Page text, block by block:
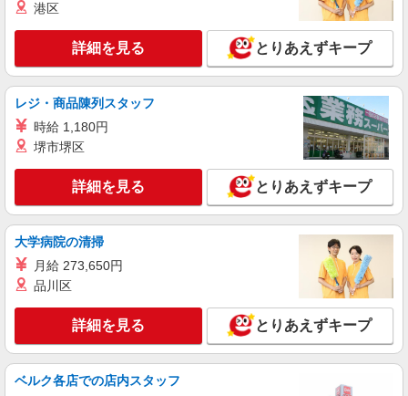
正社員
株式会社HITOWA フードサービスカンパニー
学校給食の栄養士【正社員】
月給21万5,000円〜25万円 学校給食経験者は優
遇★ ※給与は経験や前職給与に応じて決定しま
す。 賞与年2回
横浜市戸塚区内学校 （神奈川県横浜市戸塚区
キープ 詳細を見る
すき家の店舗スタッフ（接客・調理・清掃な
ど）
時給1,280円 ※22:00〜翌5:00：時給1,600円 ※
高校生時給1,225円 ※早朝手当（5:00〜9:00）時給
＋150円神奈川県横浜市戸塚区柏尾町928-1
キープ
港区
詳細を見る とりあえずキープ
レジ・商品陳列スタッフ
時給 1,180円
堺市堺区
詳細を見る とりあえずキープ
大学病院の清掃
月給 273,650円
品川区
詳細を見る とりあえずキープ
ベルク各店での店内スタッフ